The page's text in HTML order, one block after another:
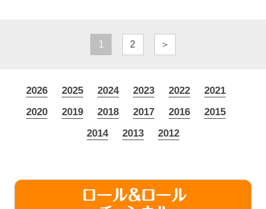
1 2 ＞
2026 2025 2024 2023 2022
2021
2020
2019 2018 2017 2016
2015
2014
2013 2012